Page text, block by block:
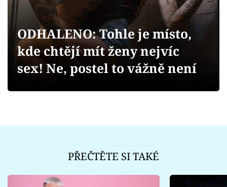
Videa
Sledujte prima+
ODHALENO: Tohle je místo,
kde chtějí mít ženy nejvíc
sex! Ne, postel to vážně není
PŘEČTĚTE SI TAKÉ